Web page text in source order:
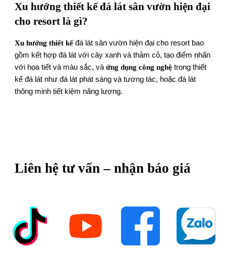
Xu hướng thiết kế đá lát sân vườn hiện đại
cho resort là gì?
Xu hướng thiết kếđá lát sân vườn hiện đại cho resort bao
gồm kết hợp đá lát với cây xanh và thảm cỏ, tạo điểm nhấn
với họa tiết và màu sắc, vàứng dụng công nghệ trong thiết
kế đá lát như đá lát phát sáng và tương tác, hoặc đá lát
thông minh tiết kiệm năng lượng.
Liên hệ tư vấn – nhận báo giá